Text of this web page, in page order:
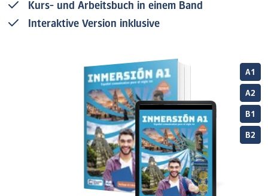
A1
A2
B1
B2
Kurs- und Arbeitsbuch in einem Band
Interaktive Version inklusive